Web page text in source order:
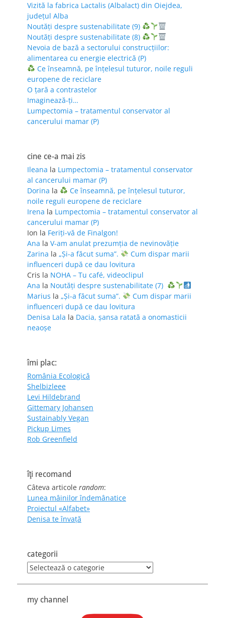
Vizită la fabrica Lactalis (Albalact) din Oiejdea,
județul Alba
Noutăți despre sustenabilitate (9)
Noutăți despre sustenabilitate (8)
Nevoia de bază a sectorului construcțiilor:
alimentarea cu energie electrică (P)
Ce înseamnă, pe înțelesul tuturor, noile reguli
europene de reciclare
O țară a contrastelor
Imaginează-ți…
Lumpectomia – tratamentul conservator al
cancerului mamar (P)
cine ce-a mai zis
Ileana la Lumpectomia – tratamentul conservator
al cancerului mamar (P)
Dorina la
Ce înseamnă, pe înțelesul tuturor,
noile reguli europene de reciclare
Irena la Lumpectomia – tratamentul conservator al
cancerului mamar (P)
Ion la Feriţi-vă de Finalgon!
Ana la V-am anulat prezumția de nevinovăție
Zarina la „Și-a făcut suma”.
Cum dispar marii
influenceri după ce dau lovitura
Cris la NOHA – Tu café, videoclipul
Ana la Noutăți despre sustenabilitate (7)
Marius la „Și-a făcut suma”.
Cum dispar marii
influenceri după ce dau lovitura
Denisa Lala la Dacia, șansa ratată a onomasticii
neaoșe
îmi plac:
România Ecologică
Shelbizleee
Levi Hildebrand
Gittemary Johansen
Sustainably Vegan
Pickup Limes
Rob Greenfield
îţi recomand
Câteva articole random:
Lunea mâinilor îndemânatice
Proiectul «Alfabet»
Denisa te învaţă
categorii
categorii
my channel